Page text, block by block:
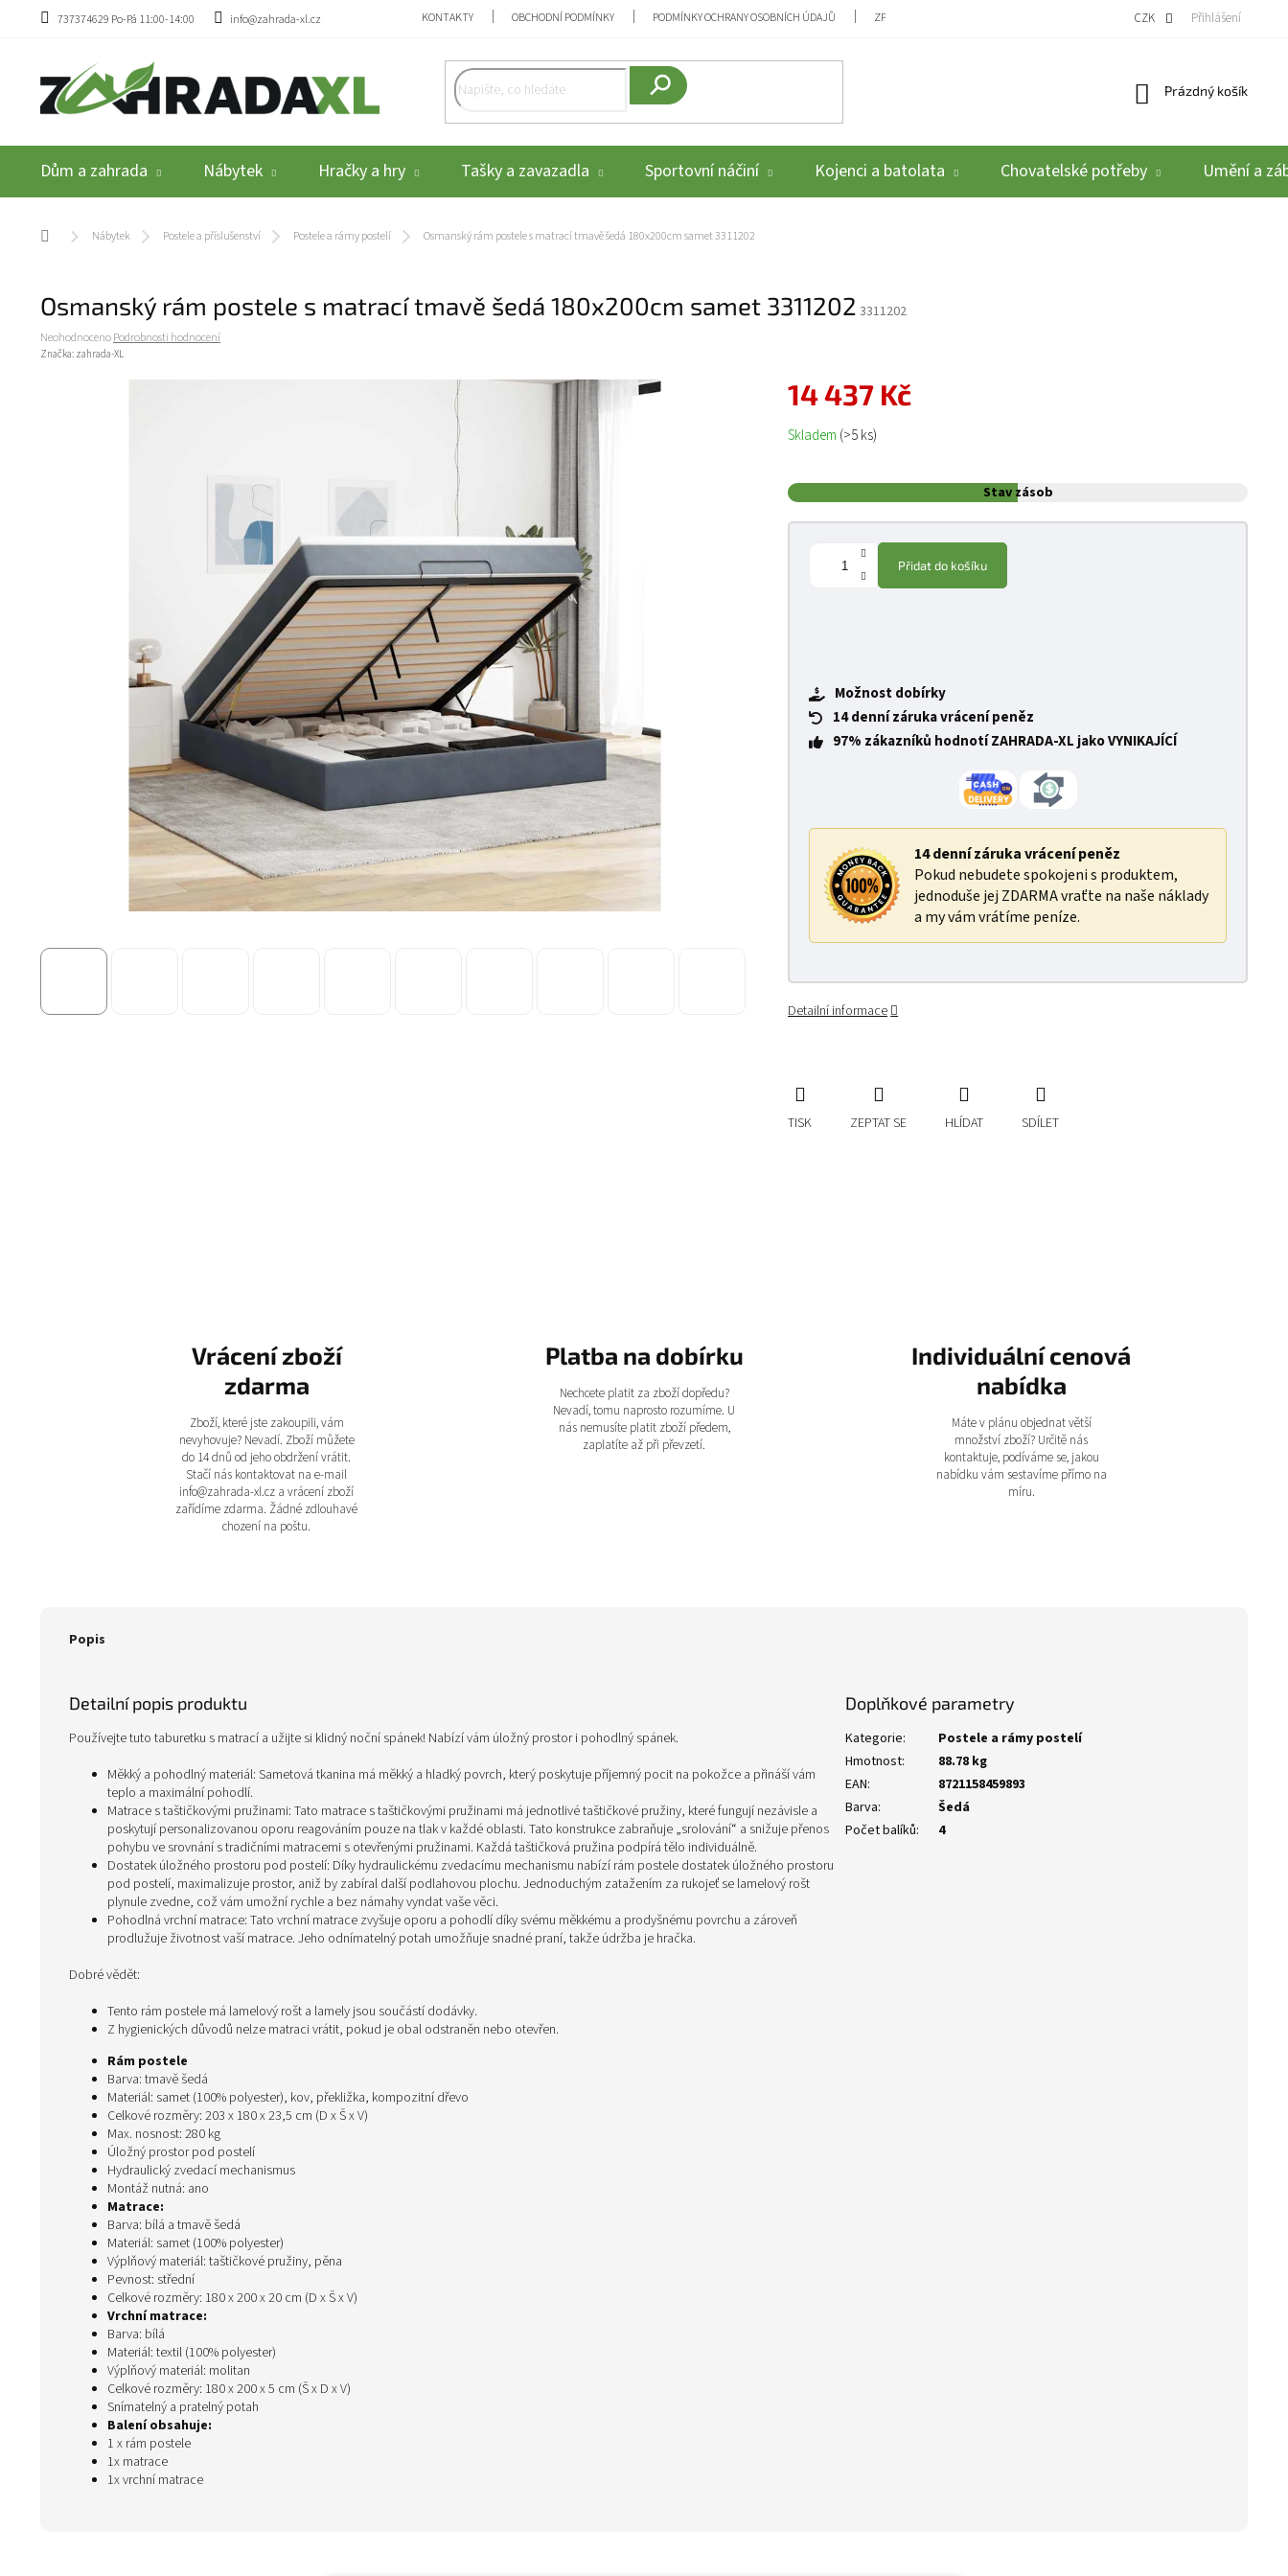
Přejít na obsah
737374629 Po-Pá 11:00-14:00 info@zahrada-xl.cz KONTAKTY OBCHODNÍ PODMÍNKY PODMÍNKY OCHRANY OSOBNÍCH ÚDAJŮ ZPĚTNÝ ODBĚR VYSLOUŽILÝCH ELEKTROZAŘÍZENÍ / BATERIÍ REKLAMACE A
CZK Přihlášení
Nákupní košík
Prázdný košík
Dům a zahrada Nábytek Hračky a hry Tašky a zavazadla Sportovní náčiní Kojenci a batolata Chovatelské potřeby Umění a
Domů Nábytek Postele a příslušenství Postele a rámy postelí Osmanský rám postele s matrací tmavě šedá 180x200cm samet 3311202
Osmanský rám postele s matrací tmavě šedá 180x200cm samet 3311202 3311202
Průměrné hodnocení produktu je 0,0 z 5 hvězdiček.
NeohodnocenoPodrobnosti hodnocení
Značka: zahrada-XL
14 437 Kč
Měrná cena:
Skladem (>5 ks)
Stav zásob
Přidat do košíku
Možnost dobírky
14 denní záruka vrácení peněz
97% zákazníků hodnotí ZAHRADA-XL jako VYNIKAJÍCÍ
14 denní záruka vrácení peněz
Pokud nebudete spokojeni s produktem,
jednoduše jej ZDARMA vraťte na naše náklady
a my vám vrátíme peníze.
Detailní informace
TISK ZEPTAT SE HLÍDAT SDÍLET
Vrácení zboží
zdarma
Zboží, které jste zakoupili, vám
nevyhovuje? Nevadí. Zboží můžete
do 14 dnů od jeho obdržení vrátit.
Stačí nás kontaktovat na e-mail
info@zahrada-xl.cz a vrácení zboží
zařídíme zdarma. Žádné zdlouhavé
chození na poštu.
Platba na dobírku
Nechcete platit za zboží dopředu?
Nevadí, tomu naprosto rozumíme. U
nás nemusíte platit zboží předem,
zaplatíte až při převzetí.
Individuální cenová
nabídka
Máte v plánu objednat větší
množství zboží? Určitě nás
kontaktuje, podíváme se, jakou
nabídku vám sestavíme přímo na
míru.
Popis
Detailní popis produktu
Používejte tuto taburetku s matrací a užijte si klidný noční spánek! Nabízí vám úložný prostor i pohodlný spánek.
Měkký a pohodlný materiál: Sametová tkanina má měkký a hladký povrch, který poskytuje příjemný pocit na pokožce a přináší vám
teplo a maximální pohodlí.
Matrace s taštičkovými pružinami: Tato matrace s taštičkovými pružinami má jednotlivé taštičkové pružiny, které fungují nezávisle a
poskytují personalizovanou oporu reagováním pouze na tlak v každé oblasti. Tato konstrukce zabraňuje „srolování“ a snižuje přenos
pohybu ve srovnání s tradičními matracemi s otevřenými pružinami. Každá taštičková pružina podpírá tělo individuálně.
Dostatek úložného prostoru pod postelí: Díky hydraulickému zvedacímu mechanismu nabízí rám postele dostatek úložného prostoru
pod postelí, maximalizuje prostor, aniž by zabíral další podlahovou plochu. Jednoduchým zatažením za rukojeť se lamelový rošt
plynule zvedne, což vám umožní rychle a bez námahy vyndat vaše věci.
Pohodlná vrchní matrace: Tato vrchní matrace zvyšuje oporu a pohodlí díky svému měkkému a prodyšnému povrchu a zároveň
prodlužuje životnost vaší matrace. Jeho odnímatelný potah umožňuje snadné praní, takže údržba je hračka.
Dobré vědět:
Tento rám postele má lamelový rošt a lamely jsou součástí dodávky.
Z hygienických důvodů nelze matraci vrátit, pokud je obal odstraněn nebo otevřen.
Rám postele
Barva: tmavě šedá
Materiál: samet (100% polyester), kov, překližka, kompozitní dřevo
Celkové rozměry: 203 x 180 x 23,5 cm (D x Š x V)
Max. nosnost: 280 kg
Úložný prostor pod postelí
Hydraulický zvedací mechanismus
Montáž nutná: ano
Matrace:
Barva: bílá a tmavě šedá
Materiál: samet (100% polyester)
Výplňový materiál: taštičkové pružiny, pěna
Pevnost: střední
Celkové rozměry: 180 x 200 x 20 cm (D x Š x V)
Vrchní matrace:
Barva: bílá
Materiál: textil (100% polyester)
Výplňový materiál: molitan
Celkové rozměry: 180 x 200 x 5 cm (Š x D x V)
Snímatelný a pratelný potah
Balení obsahuje:
1 x rám postele
1x matrace
1x vrchní matrace
Doplňkové parametry
Kategorie:
Postele a rámy postelí
Hmotnost:
88.78 kg
EAN:
8721158459893
Barva:
Šedá
Počet balíků: 4